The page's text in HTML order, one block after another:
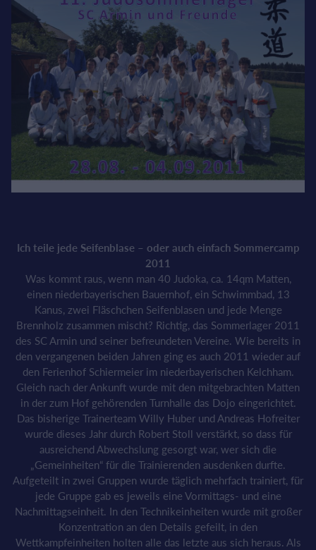
Ich teile jede Seifenblase – oder auch einfach Sommercamp
2011
Was kommt raus, wenn man 40 Judoka, ca. 14qm Matten,
einen niederbayerischen Bauernhof, ein Schwimmbad, 13
Kanus, zwei Fläschchen Seifenblasen und jede Menge
Brennholz zusammen mischt? Richtig, das Sommerlager 2011
des SC Armin und seiner befreundeten Vereine. Wie bereits in
den vergangenen beiden Jahren ging es auch 2011 wieder auf
den Ferienhof Schiermeier im niederbayerischen Kelchham.
Gleich nach der Ankunft wurde mit den mitgebrachten Matten
in der zum Hof gehörenden Turnhalle das Dojo eingerichtet.
Das bisherige Trainerteam Willy Huber und Andreas Hofreiter
wurde dieses Jahr durch Robert Stoll verstärkt, so dass für
ausreichend Abwechslung gesorgt war, wer sich die
„Gemeinheiten“ für die Trainierenden ausdenken durfte.
Aufgeteilt in zwei Gruppen wurde täglich mehrfach trainiert, für
jede Gruppe gab es jeweils eine Vormittags- und eine
Nachmittagseinheit. In den Technikeinheiten wurde mit großer
Konzentration an den Details gefeilt, in den
Wettkampfeinheiten holten alle das letzte aus sich heraus. Als